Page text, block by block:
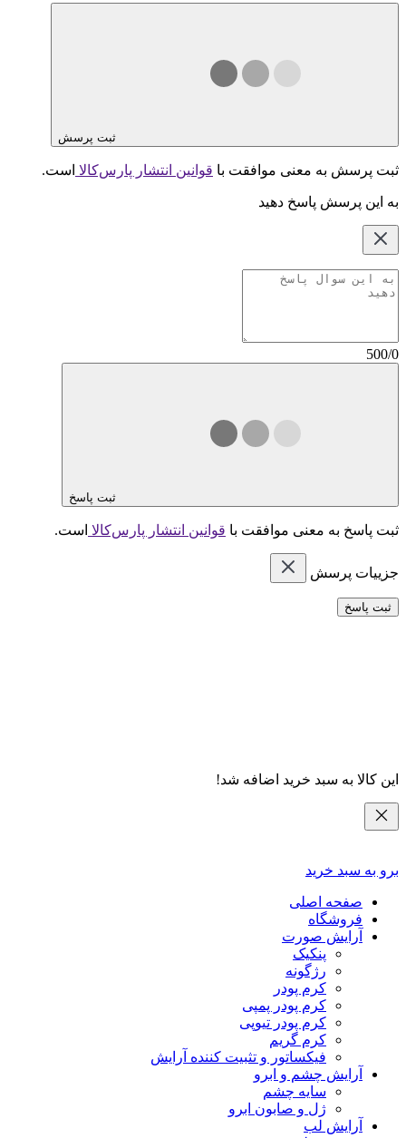
ثبت پرسش
ثبت پرسش به معنی موافقت با قوانین انتشار پارس‌کالا است.
به این پرسش پاسخ دهید
500/0
ثبت پاسخ
ثبت پاسخ به معنی موافقت با قوانین انتشار پارس‌کالا است.
جزییات پرسش
ثبت پاسخ
این کالا به سبد خرید اضافه شد!
برو به سبد خرید
صفحه اصلی
فروشگاه
آرایش صورت
پنکیک
رژگونه
کرم پودر
کرم پودر پمپی
کرم پودر تیوپی
کرم گریم
فیکساتور و تثبیت کننده آرایش
آرایش چشم و ابرو
سایه چشم
ژل و صابون ابرو
آرایش لب